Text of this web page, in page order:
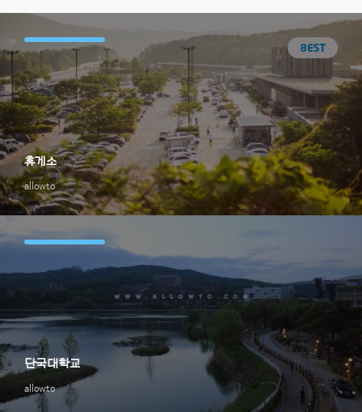
allowto
휴게소
allowto
단국대학교